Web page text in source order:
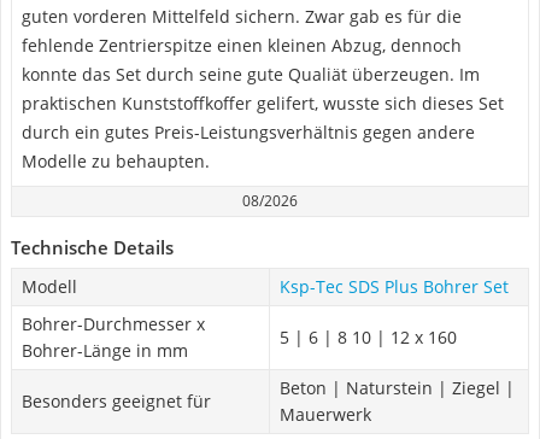
guten vorderen Mittelfeld sichern. Zwar gab es für die
fehlende Zentrierspitze einen kleinen Abzug, dennoch
konnte das Set durch seine gute Qualiät überzeugen. Im
praktischen Kunststoffkoffer gelifert, wusste sich dieses Set
durch ein gutes Preis-Leistungsverhältnis gegen andere
Modelle zu behaupten.
08/2026
Technische Details
Modell
Ksp-Tec SDS Plus Bohrer Set
Bohrer-Durchmesser x
Bohrer-Länge in mm
5 | 6 | 8 10 | 12 x 160
Besonders geeignet für
Beton | Naturstein | Ziegel |
Mauerwerk